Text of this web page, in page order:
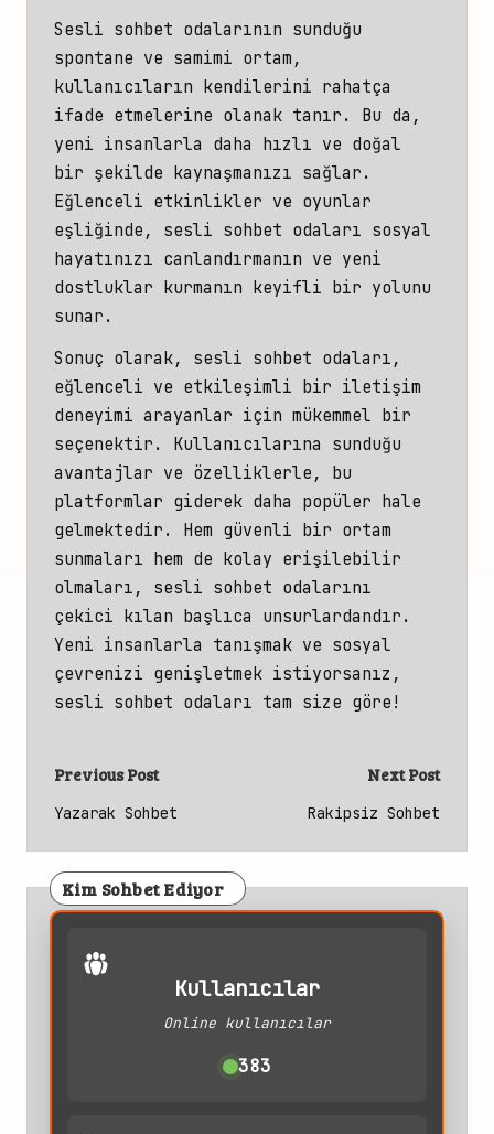
Sesli sohbet odalarının sunduğu
spontane ve samimi ortam,
kullanıcıların kendilerini rahatça
ifade etmelerine olanak tanır. Bu da,
yeni insanlarla daha hızlı ve doğal
bir şekilde kaynaşmanızı sağlar.
Eğlenceli etkinlikler ve oyunlar
eşliğinde, sesli sohbet odaları sosyal
hayatınızı canlandırmanın ve yeni
dostluklar kurmanın keyifli bir yolunu
sunar.
Sonuç olarak, sesli sohbet odaları,
eğlenceli ve etkileşimli bir iletişim
deneyimi arayanlar için mükemmel bir
seçenektir. Kullanıcılarına sunduğu
avantajlar ve özelliklerle, bu
platformlar giderek daha popüler hale
gelmektedir. Hem güvenli bir ortam
sunmaları hem de kolay erişilebilir
olmaları, sesli sohbet odalarını
çekici kılan başlıca unsurlardandır.
Yeni insanlarla tanışmak ve sosyal
çevrenizi genişletmek istiyorsanız,
sesli sohbet odaları tam size göre!
Post
navigation
Previous Post
Yazarak Sohbet
Next Post
Rakipsiz Sohbet
Kim Sohbet Ediyor
Kullanıcılar
Online kullanıcılar
383